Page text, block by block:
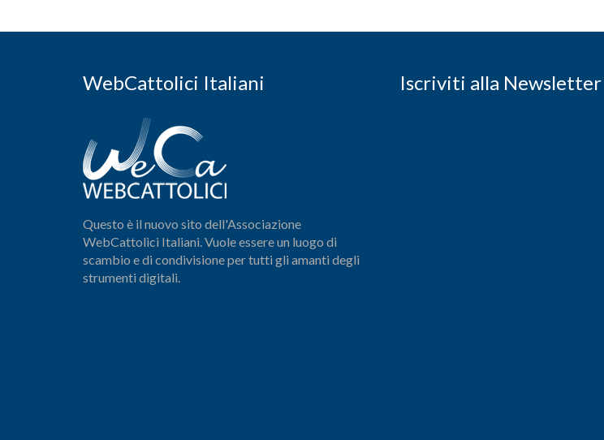
WebCattolici Italiani
Questo è il nuovo sito dell'Associazione
WebCattolici Italiani. Vuole essere un luogo di
scambio e di condivisione per tutti gli amanti degli
strumenti digitali.
Iscriviti alla Newsletter